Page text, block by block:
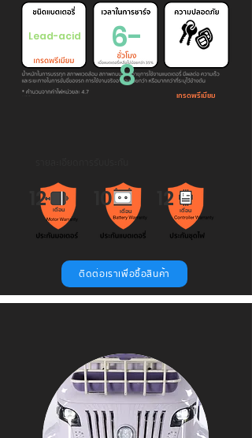
Lead-acid
6-
8
เกรดพรีเมียม
10 12
12 เดือน เดือน
เดือน
ติดต่อเราเพื่อซื้อสินค้า